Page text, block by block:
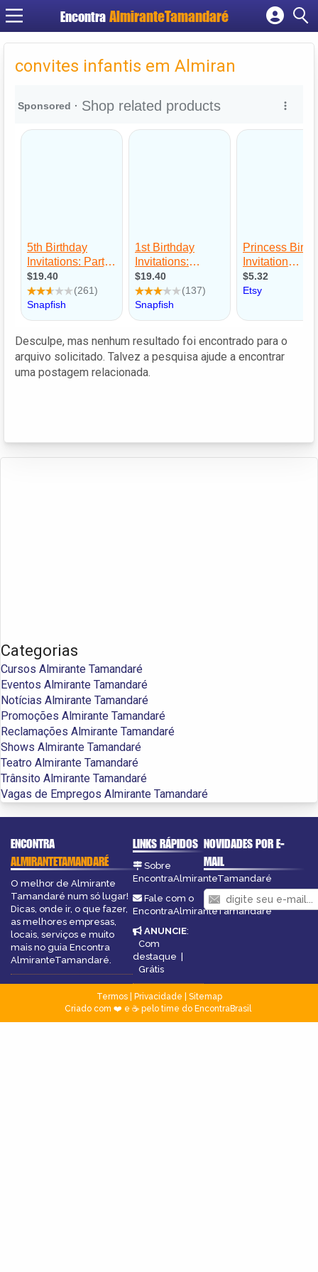
Encontra
Cadastrar empresa
Criar conta
convites infantis em Almiran
Desculpe, mas nenhum resultado foi encontrado para o
arquivo solicitado. Talvez a pesquisa ajude a encontrar
uma postagem relacionada.
Categorias
Cursos Almirante Tamandaré
Eventos Almirante Tamandaré
Notícias Almirante Tamandaré
Promoções Almirante Tamandaré
Reclamações Almirante Tamandaré
Shows Almirante Tamandaré
Teatro Almirante Tamandaré
Trânsito Almirante Tamandaré
Vagas de Empregos Almirante Tamandaré
ENCONTRA
ALMIRANTETAMANDARÉ
O melhor de Almirante
Tamandaré num só lugar!
Dicas, onde ir, o que fazer,
as melhores empresas,
locais, serviços e muito
mais no guia Encontra
AlmiranteTamandaré.
LINKS RÁPIDOS
Sobre
EncontraAlmiranteTamandaré
Fale com o
EncontraAlmiranteTamandaré
ANUNCIE:
Com
destaque |
Grátis
NOVIDADES POR E-
MAIL
Termos| Privacidade
Sitemap
Criado com ❤️ e ☕ pelo time do EncontraBrasil